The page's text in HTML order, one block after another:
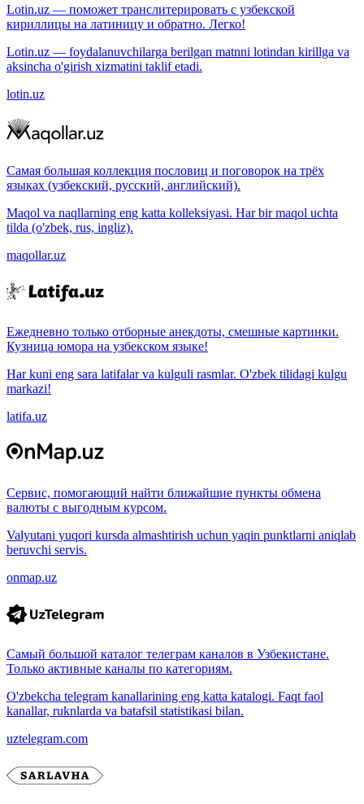
Lotin.uz — поможет транслитерировать с узбекской
кириллицы на латиницу и обратно. Легко!
Lotin.uz — foydalanuvchilarga berilgan matnni lotindan kirillga va
aksincha o'girish xizmatini taklif etadi.
lotin.uz
Самая большая коллекция пословиц и поговорок на трёх
языках (узбекский, русский, английский).
Maqol va naqllarning eng katta kolleksiyasi. Har bir maqol uchta
tilda (o'zbek, rus, ingliz).
maqollar.uz
Ежедневно только отборные анекдоты, смешные картинки.
Кузница юмора на узбекском языке!
Har kuni eng sara latifalar va kulguli rasmlar. O'zbek tilidagi kulgu
markazi!
latifa.uz
Сервис, помогающий найти ближайшие пункты обмена
валюты с выгодным курсом.
Valyutani yuqori kursda almashtirish uchun yaqin punktlarni aniqlab
beruvchi servis.
onmap.uz
Самый большой каталог телеграм каналов в Узбекистане.
Только активные каналы по категориям.
O'zbekcha telegram kanallarining eng katta katalogi. Faqt faol
kanallar, ruknlarda va batafsil statistikasi bilan.
uztelegram.com